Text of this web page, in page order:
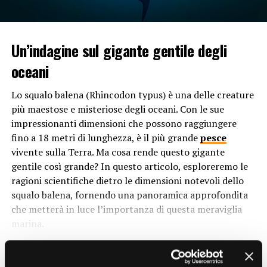
fisica tra gli individui, il contatto corporeo e talvolta
persino la condivisione dello stesso nascondiglio. Ma
perché i serpenti manifestano questo tipo di
Uno dei motivi principali dietro il comportamento di
rilassamento deiserpentiin gruppo è la sicurezza che
deriva dalla presenza degli altri individui. In un ambiente
naturale, i serpenti sono costantemente esposti a rischi
come predatori e condizioni climatiche avverse.
Trovandosi insieme, gli individui possono beneficiare
della protezione reciproca e aumentare le loro
probabilità di sopravvivenza.
Inoltre, la presenza di altri serpenti può ridurre lo
stress individuale e promuovere il benessere generale
Un’indagine sul gigante gentile degli
oceani
Lo squalo balena (Rhincodon typus) è una delle creature
più maestose e misteriose degli oceani. Con le sue
impressionanti dimensioni che possono raggiungere
fino a 18 metri di lunghezza, è il più grandepesce
vivente sulla Terra. Ma cosa rende questo gigante
gentile così grande? In questo articolo, esploreremo le
ragioni scientifiche dietro le dimensioni notevoli dello
squalo balena, fornendo una panoramica approfondita
che metterà in luce l’importanza di questa meraviglia
marina.
1. Il contesto evolutivo dello squalo